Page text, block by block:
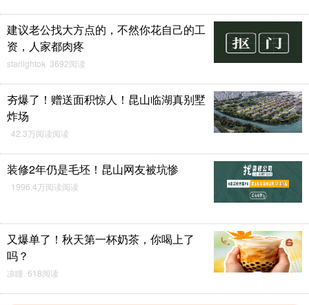
建议老公找大方点的，不然你花自己的工
资，人家都肉疼
starlightok 3692阅读
夯爆了！赠送面积惊人！昆山临湖真别墅
炸场
42.3万阅读阅读
装修2年仍是毛坯！昆山网友被坑惨
1996.4万阅读阅读
又爆单了！秋天第一杯奶茶，你喝上了
吗？
凉瞳 618阅读